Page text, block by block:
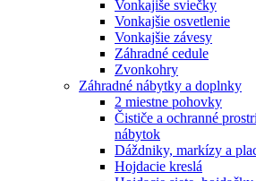
Vonkajiše sviečky
Vonkajšie osvetlenie
Vonkajšie závesy
Záhradné cedule
Zvonkohry
Záhradné nábytky a doplnky
2 miestne pohovky
Čističe a ochranné
nábytok
Dáždniky, markízy a
Hojdacie kreslá